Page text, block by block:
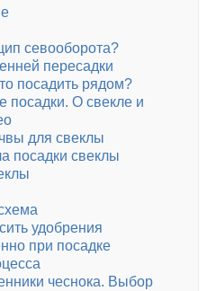
севооборота?
пересадки
посадить рядом?
О свекле и
для свеклы
посадки свеклы
удобрения
при посадке
чеснока. Выбор